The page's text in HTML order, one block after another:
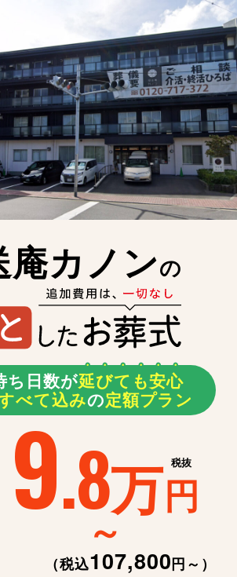
庵カノンの
ち日数が延びて も安心
べて込みの定額プラン
9.8万円
税抜
～
（税込107,800円～）